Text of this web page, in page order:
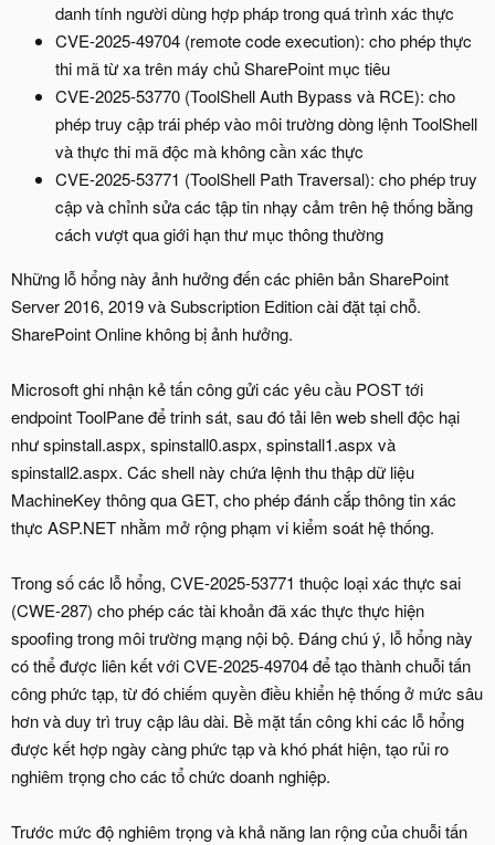
danh tính người dùng hợp pháp trong quá trình xác thực
CVE-2025-49704 (remote code execution): cho phép thực
thi mã từ xa trên máy chủ SharePoint mục tiêu
CVE-2025-53770 (ToolShell Auth Bypass và RCE): cho
phép truy cập trái phép vào môi trường dòng lệnh ToolShell
và thực thi mã độc mà không cần xác thực
CVE-2025-53771 (ToolShell Path Traversal): cho phép truy
cập và chỉnh sửa các tập tin nhạy cảm trên hệ thống bằng
cách vượt qua giới hạn thư mục thông thường
Những lỗ hổng này ảnh hưởng đến các phiên bản SharePoint
Server 2016, 2019 và Subscription Edition cài đặt tại chỗ.
SharePoint Online không bị ảnh hưởng.
Microsoft ghi nhận kẻ tấn công gửi các yêu cầu POST tới
endpoint ToolPane để trinh sát, sau đó tải lên web shell độc hại
như spinstall.aspx, spinstall0.aspx, spinstall1.aspx và
spinstall2.aspx. Các shell này chứa lệnh thu thập dữ liệu
MachineKey thông qua GET, cho phép đánh cắp thông tin xác
thực ASP.NET nhằm mở rộng phạm vi kiểm soát hệ thống.
Trong số các lỗ hổng, CVE-2025-53771 thuộc loại xác thực sai
(CWE-287) cho phép các tài khoản đã xác thực thực hiện
spoofing trong môi trường mạng nội bộ. Đáng chú ý, lỗ hổng này
có thể được liên kết với CVE-2025-49704 để tạo thành chuỗi tấn
công phức tạp, từ đó chiếm quyền điều khiển hệ thống ở mức sâu
hơn và duy trì truy cập lâu dài. Bề mặt tấn công khi các lỗ hổng
được kết hợp ngày càng phức tạp và khó phát hiện, tạo rủi ro
nghiêm trọng cho các tổ chức doanh nghiệp.
Trước mức độ nghiêm trọng và khả năng lan rộng của chuỗi tấn